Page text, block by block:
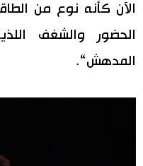
الآن كأنه نوع من
الحضور والشغف
المدهش“.